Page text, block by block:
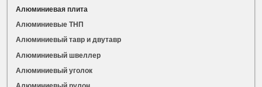
Алюминиевая плита
Алюминиевые ТНП
Алюминиевый тавр и двутавр
Алюминиевый швеллер
Алюминиевый уголок